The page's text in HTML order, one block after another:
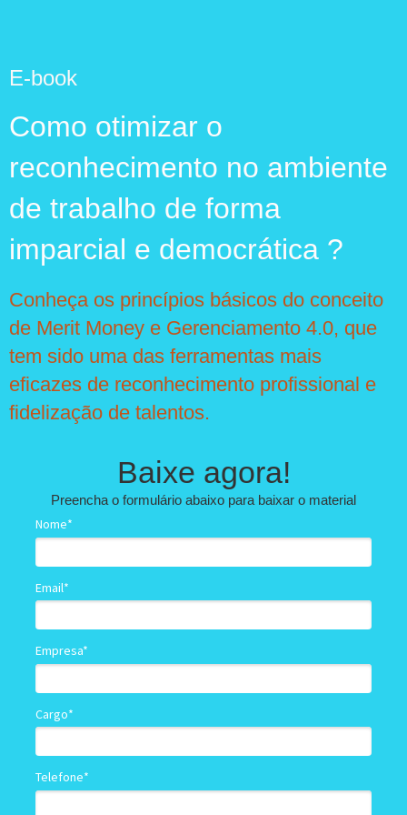
E-book
Como otimizar o
reconhecimento no ambiente
de trabalho de forma
imparcial e democrática ?
Conheça os princípios básicos do conceito
de Merit Money e Gerenciamento 4.0, que
tem sido uma das ferramentas mais
eficazes de reconhecimento profissional e
fidelização de talentos.
Baixe agora!
Preencha o formulário abaixo para baixar o material
Nome*
Email*
Empresa*
Cargo*
Telefone*